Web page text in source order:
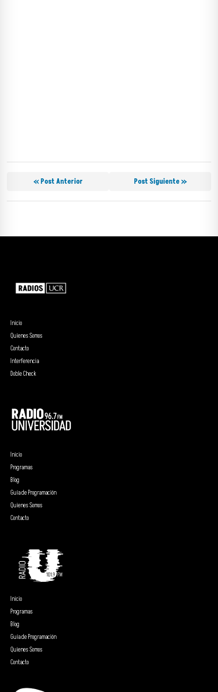
« Post Anterior Post Siguiente »
Inicio
Quienes Somos
Contacto
Interferencia
Doble Check
Inicio
Programas
Blog
Guía de Programación
Quienes Somos
Contacto
Inicio
Programas
Blog
Guía de Programación
Quienes Somos
Contacto